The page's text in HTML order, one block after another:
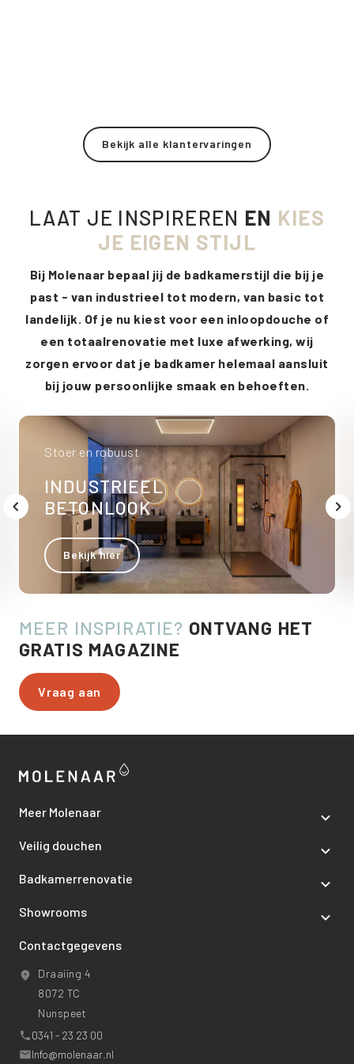
Bekijk alle klantervaringen
LAAT JE INSPIREREN EN KIES
JE EIGEN STIJL
Bij Molenaar bepaal jij de badkamerstijl die bij je
past - van industrieel tot modern, van basic tot
landelijk. Of je nu kiest voor een inloopdouche of
een totaalrenovatie met luxe afwerking, wij
zorgen ervoor dat je badkamer helemaal aansluit
bij jouw persoonlijke smaak en behoeften.
Stoer en robuust
INDUSTRIEEL
BETONLOOK
Bekijk hier
MEER INSPIRATIE? ONTVANG HET
GRATIS MAGAZINE
Vraag aan
Meer Molenaar
Veilig douchen
Badkamerrenovatie
Showrooms
Contactgegevens
Draaiing 4
8072 TC
Nunspeet
0341 - 23 23 00
Info@molenaar.nl